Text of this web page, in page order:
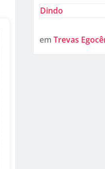
Dindo
em Trevas